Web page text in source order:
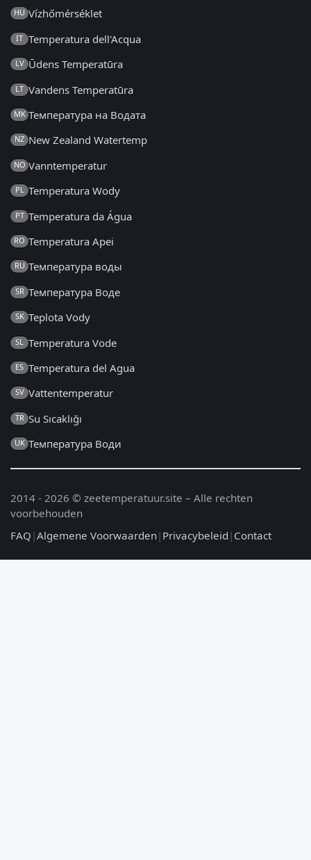
HU Vízhőmérséklet
IT Temperatura dell'Acqua
LV Ūdens Temperatūra
LT Vandens Temperatūra
MK Температура на Водата
NZ New Zealand Watertemp
NO Vanntemperatur
PL Temperatura Wody
PT Temperatura da Água
RO Temperatura Apei
RU Температура воды
SR Температура Воде
SK Teplota Vody
SL Temperatura Vode
ES Temperatura del Agua
SV Vattentemperatur
TR Su Sıcaklığı
UK Температура Води
2014 - 2026 © zeetemperatuur.site – Alle rechten
voorbehouden
FAQ |Algemene Voorwaarden| Privacybeleid | Contact